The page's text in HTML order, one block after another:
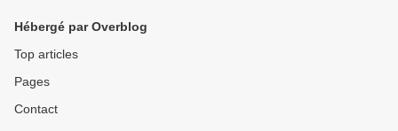
Hébergé par Overblog
Top articles
Pages
Contact